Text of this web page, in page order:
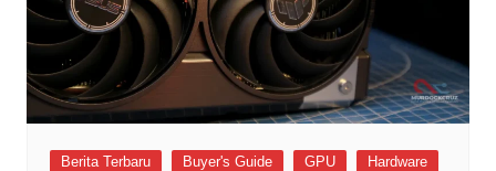
Berita Terbaru Buyer's Guide GPU
Hardware